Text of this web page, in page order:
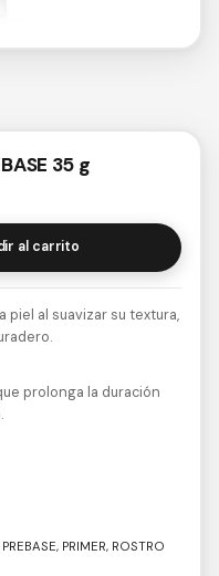
35 g
al carrito
piel al suavizar su textura,
prolonga la duración
PREBASE, PRIMER, ROSTRO